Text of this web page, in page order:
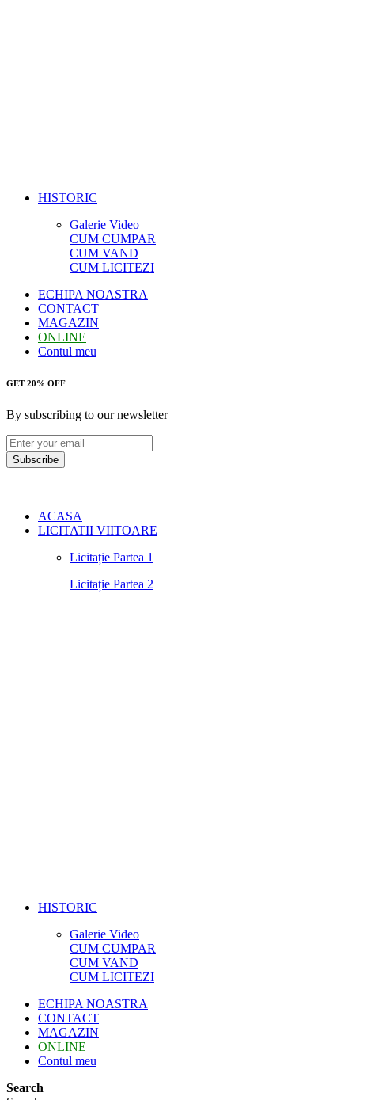
HISTORIC
Galerie Video
CUM CUMPAR
CUM VAND
CUM LICITEZI
ECHIPA NOASTRA
CONTACT
MAGAZIN
ONLINE
Contul meu
GET 20% OFF
By subscribing to our newsletter
Subscribe
ACASA
LICITATII VIITOARE
Licitație Partea 1
Licitație Partea 2
HISTORIC
Galerie Video
CUM CUMPAR
CUM VAND
CUM LICITEZI
ECHIPA NOASTRA
CONTACT
MAGAZIN
ONLINE
Contul meu
Search